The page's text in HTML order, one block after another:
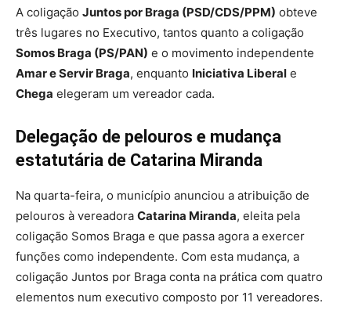
A coligação Juntos por Braga (PSD/CDS/PPM) obteve
três lugares no Executivo, tantos quanto a coligação
Somos Braga (PS/PAN) e o movimento independente
Amar e Servir Braga, enquanto Iniciativa Liberal e
Chega elegeram um vereador cada.
Delegação de pelouros e mudança
estatutária de Catarina Miranda
Na quarta-feira, o município anunciou a atribuição de
pelouros à vereadora Catarina Miranda, eleita pela
coligação Somos Braga e que passa agora a exercer
funções como independente. Com esta mudança, a
coligação Juntos por Braga conta na prática com quatro
elementos num executivo composto por 11 vereadores.